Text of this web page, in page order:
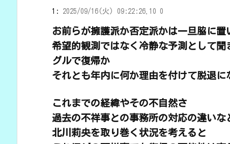
1: 2025/09/16(火) 09:22:26.10 0
お前らが擁護派か否定派かは一旦脇に置
希望的観測ではなく冷静な予測として
グルで復帰か
それとも年内に何か理由を付けて脱退に
これまでの経緯やその不自然さ
過去の不祥事との事務所の対応の違いな
北川莉央を取り巻く状況を考えると